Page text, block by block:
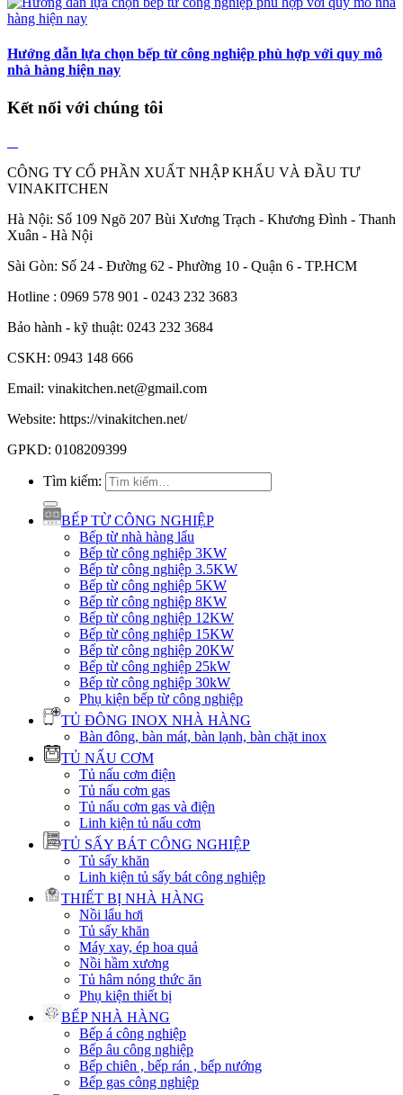
Hướng dẫn lựa chọn bếp từ công nghiệp phù hợp với quy mô
nhà hàng hiện nay
Kết nối với chúng tôi
CÔNG TY CỔ PHẦN XUẤT NHẬP KHẨU VÀ ĐẦU TƯ
VINAKITCHEN
Hà Nội: Số 109 Ngõ 207 Bùi Xương Trạch - Khương Đình - Thanh
Xuân - Hà Nội
Sài Gòn: Số 24 - Đường 62 - Phường 10 - Quận 6 - TP.HCM
Hotline : 0969 578 901 - 0243 232 3683
Bảo hành - kỹ thuật: 0243 232 3684
CSKH: 0943 148 666
Email: vinakitchen.net@gmail.com
Website: https://vinakitchen.net/
GPKD: 0108209399
Tìm kiếm:
BẾP TỪ CÔNG NGHIỆP
Bếp từ nhà hàng lẩu
Bếp từ công nghiệp 3KW
Bếp từ công nghiệp 3.5KW
Bếp từ công nghiệp 5KW
Bếp từ công nghiệp 8KW
Bếp từ công nghiệp 12KW
Bếp từ công nghiệp 15KW
Bếp từ công nghiệp 20KW
Bếp từ công nghiệp 25kW
Bếp từ công nghiệp 30kW
Phụ kiện bếp từ công nghiệp
TỦ ĐÔNG INOX NHÀ HÀNG
Bàn đông, bàn mát, bàn lạnh, bàn chặt inox
TỦ NẤU CƠM
Tủ nấu cơm điện
Tủ nấu cơm gas
Tủ nấu cơm gas và điện
Linh kiện tủ nấu cơm
TỦ SẤY BÁT CÔNG NGHIỆP
Tủ sấy khăn
Linh kiện tủ sấy bát công nghiệp
THIẾT BỊ NHÀ HÀNG
Nồi lẩu hơi
Tủ sấy khăn
Máy xay, ép hoa quả
Nồi hầm xương
Tủ hâm nóng thức ăn
Phụ kiện thiết bị
BẾP NHÀ HÀNG
Bếp á công nghiệp
Bếp âu công nghiệp
Bếp chiên , bếp rán , bếp nướng
Bếp gas công nghiệp